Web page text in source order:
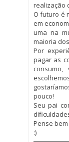
realização
O futuro é
em
uma na
maioria
Por
pagar as
pouco!
Seu pai
Pense
:)